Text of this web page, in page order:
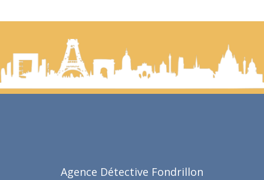
Agence Détective Fondrillon